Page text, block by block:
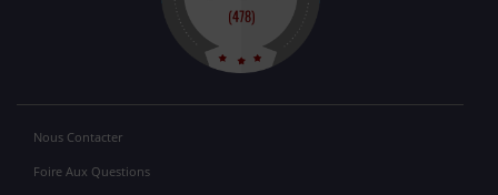
Nous Contacter
Foire Aux Questions